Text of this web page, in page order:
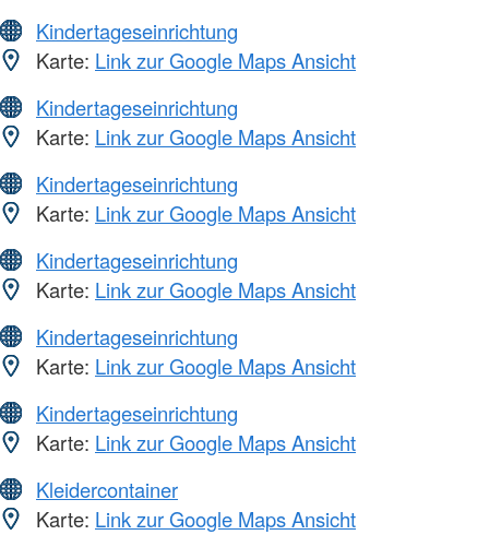
Kindertageseinrichtung
Karte: Link zur Google Maps Ansicht
Kindertageseinrichtung
Karte: Link zur Google Maps Ansicht
Kindertageseinrichtung
Karte: Link zur Google Maps Ansicht
Kindertageseinrichtung
Karte: Link zur Google Maps Ansicht
Kindertageseinrichtung
Karte: Link zur Google Maps Ansicht
Kindertageseinrichtung
Karte: Link zur Google Maps Ansicht
Kleidercontainer
Karte: Link zur Google Maps Ansicht